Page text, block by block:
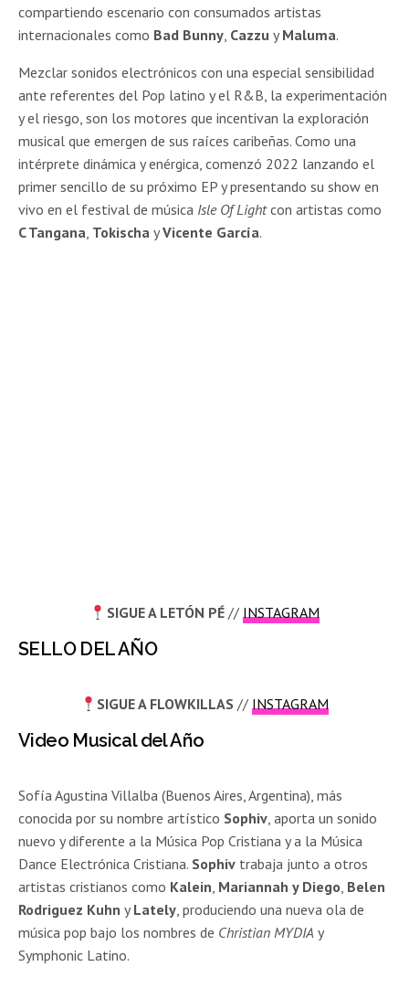
compartiendo escenario con consumados artistas
internacionales como Bad Bunny, Cazzu yMaluma.
Mezclar sonidos electrónicos con una especial sensibilidad
ante referentes del Pop latino y el R&B, la experimentación
y el riesgo, son los motores que incentivan la exploración
musical que emergen de sus raíces caribeñas. Como una
intérprete dinámica y enérgica, comenzó 2022 lanzando el
primer sencillo de su próximo EP y presentando su show en
vivo en el festival de música Isle Of Lightcon artistas como
C Tangana, Tokischa yVicente García.
SIGUE A LETÓN PÉ// INSTAGRAM
SELLO DEL AÑO
SIGUE A FLOWKILLAS //INSTAGRAM
Video Musical del Año
Sofía Agustina Villalba (Buenos Aires, Argentina), más
conocida por su nombre artístico Sophiv, aporta un sonido
nuevo y diferente a la Música Pop Cristiana y a la Música
Dance Electrónica Cristiana. Sophiv trabaja junto a otros
artistas cristianos como Kalein, Mariannah y Diego, Belen
Rodriguez Kuhn yLately, produciendo una nueva ola de
música pop bajo los nombres de Christian MYDIA y
Symphonic Latino.